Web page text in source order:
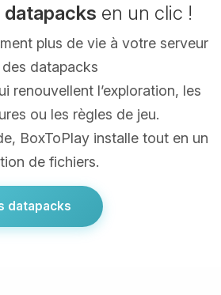
datapacks en un clic !
plus de vie à votre serveur
datapacks
renouvellent l’exploration, les
ou les règles de jeu.
BoxToPlay installe tout en un
de fichiers.
datapacks